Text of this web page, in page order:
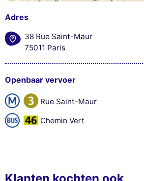
Adres
38 Rue Saint-Maur
75011 Paris
Openbaar vervoer
Rue Saint-Maur
Chemin Vert